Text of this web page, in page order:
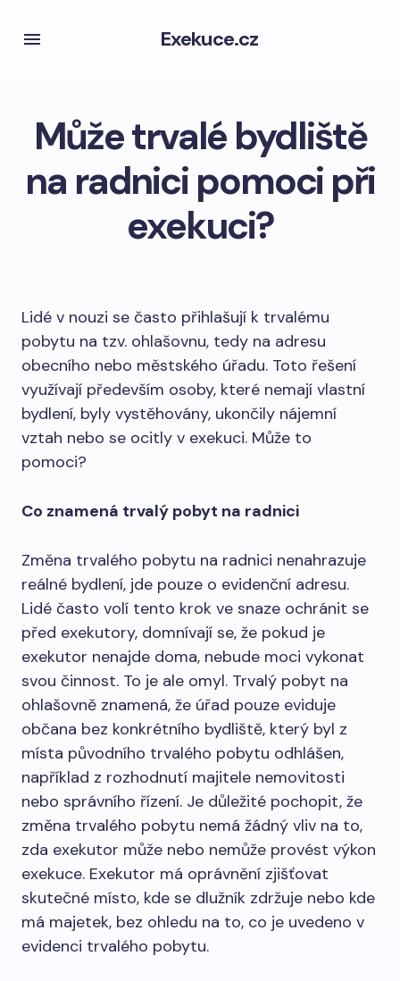
Exekuce.cz
Může trvalé bydliště
na radnici pomoci při
exekuci?
Lidé v nouzi se často přihlašují k trvalému
pobytu na tzv. ohlašovnu, tedy na adresu
obecního nebo městského úřadu. Toto řešení
využívají především osoby, které nemají vlastní
bydlení, byly vystěhovány, ukončily nájemní
vztah nebo se ocitly v exekuci. Může to
pomoci?
Co znamená trvalý pobyt na radnici
Změna trvalého pobytu na radnici nenahrazuje
reálné bydlení, jde pouze o evidenční adresu.
Lidé často volí tento krok ve snaze ochránit se
před exekutory, domnívají se, že pokud je
exekutor nenajde doma, nebude moci vykonat
svou činnost. To je ale omyl. Trvalý pobyt na
ohlašovně znamená, že úřad pouze eviduje
občana bez konkrétního bydliště, který byl z
místa původního trvalého pobytu odhlášen,
například z rozhodnutí majitele nemovitosti
nebo správního řízení. Je důležité pochopit, že
změna trvalého pobytu nemá žádný vliv na to,
zda exekutor může nebo nemůže provést výkon
exekuce. Exekutor má oprávnění zjišťovat
skutečné místo, kde se dlužník zdržuje nebo kde
má majetek, bez ohledu na to, co je uvedeno v
evidenci trvalého pobytu.